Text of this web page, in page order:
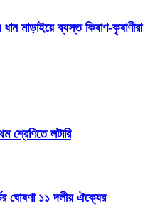
মাড়াইয়ে ব্যস্ত কিষাণ-কৃষাণীরা
শ্রেণিতে লটারি
ঘোষণা ১১ দলীয় ঐক্যের